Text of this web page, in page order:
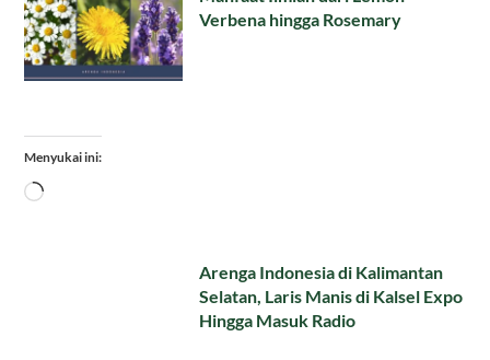
Verbena hingga Rosemary
Menyukai ini:
Memuat...
Arenga Indonesia di Kalimantan
Selatan, Laris Manis di Kalsel Expo
Hingga Masuk Radio